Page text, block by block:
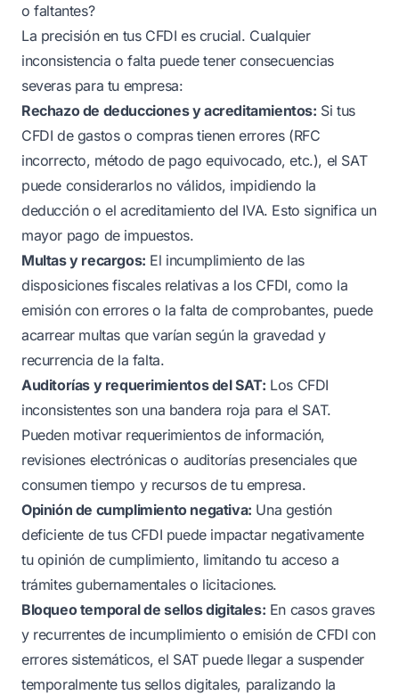
o faltantes?
La precisión en tus CFDI es crucial. Cualquier
inconsistencia o falta puede tener consecuencias
severas para tu empresa:
Rechazo de deducciones y acreditamientos: Si tus
CFDI de gastos o compras tienen errores (RFC
incorrecto, método de pago equivocado, etc.), el SAT
puede considerarlos no válidos, impidiendo la
deducción o el acreditamiento del IVA. Esto significa un
mayor pago de impuestos.
Multas y recargos: El incumplimiento de las
disposiciones fiscales relativas a los CFDI, como la
emisión con errores o la falta de comprobantes, puede
acarrear multas que varían según la gravedad y
recurrencia de la falta.
Auditorías y requerimientos del SAT: Los CFDI
inconsistentes son una bandera roja para el SAT.
Pueden motivar requerimientos de información,
revisiones electrónicas o auditorías presenciales que
consumen tiempo y recursos de tu empresa.
Opinión de cumplimiento negativa: Una gestión
deficiente de tus CFDI puede impactar negativamente
tu opinión de cumplimiento, limitando tu acceso a
trámites gubernamentales o licitaciones.
Bloqueo temporal de sellos digitales: En casos graves
y recurrentes de incumplimiento o emisión de CFDI con
errores sistemáticos, el SAT puede llegar a suspender
temporalmente tus sellos digitales, paralizando la